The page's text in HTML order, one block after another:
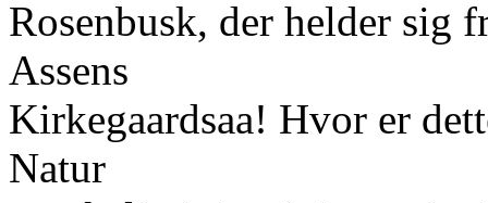
Rosenbusk, der helder sig
Assens
Kirkegaardsaa! Hvor er
Natur